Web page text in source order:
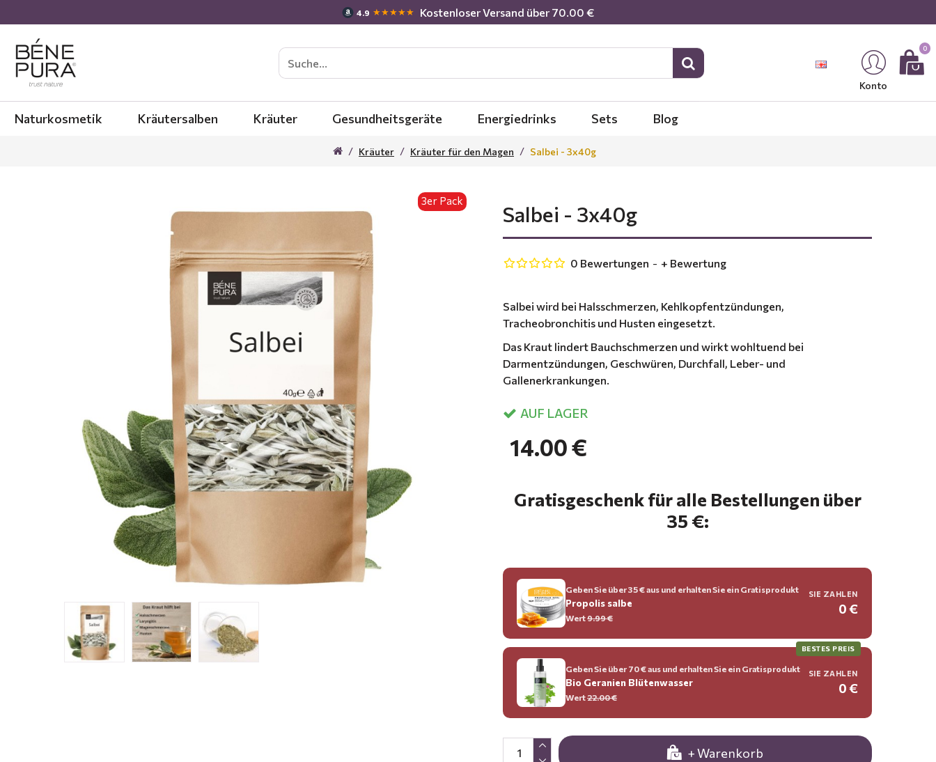
4.9 ★★★★★ Kostenloser Versand über 70.00 €
Konto
0
Naturkosmetik Kräutersalben Kräuter Gesundheitsgeräte Energiedrinks Sets Blog
Kräuter Kräuter für den Magen Salbei - 3x40g
3er Pack Salbei - 3x40g
Salbei wird bei Halsschmerzen, Kehlkopfentzündungen,
Tracheobronchitis und Husten eingesetzt.
Das Kraut lindert Bauchschmerzen und wirkt wohltuend bei
Darmentzündungen, Geschwüren, Durchfall, Leber- und
Gallenerkrankungen.
AUF LAGER
0 Bewertungen - + Bewertung
14.00 €
+ Warenkorb
Gratisgeschenk für alle Bestellungen über
35 €:
Geben Sie über 35 € aus und erhalten Sie ein Gratisprodukt
Propolis salbe
Wert9.99 €
SIE ZAHLEN
0 €
BESTES PREIS
Geben Sie über 70 € aus und erhalten Sie ein Gratisprodukt
Bio Geranien Blütenwasser
Wert22.00 €
SIE ZAHLEN
0 €